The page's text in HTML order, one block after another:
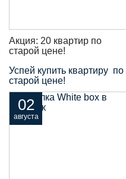
Акция: 20 квартир по
старой цене!
Успей купить квартиру по
старой цене!
02
августа